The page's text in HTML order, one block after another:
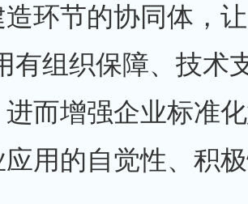
环节的协同体，
有组织保障、技术
进而增强企业标准
用的自觉性、积